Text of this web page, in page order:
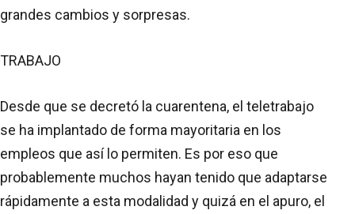
grandes cambios y sorpresas.
TRABAJO
Desde que se decretó la cuarentena, el teletrabajo
se ha implantado de forma mayoritaria en los
empleos que así lo permiten. Es por eso que
probablemente muchos hayan tenido que adaptarse
rápidamente a esta modalidad y quizá en el apuro, el